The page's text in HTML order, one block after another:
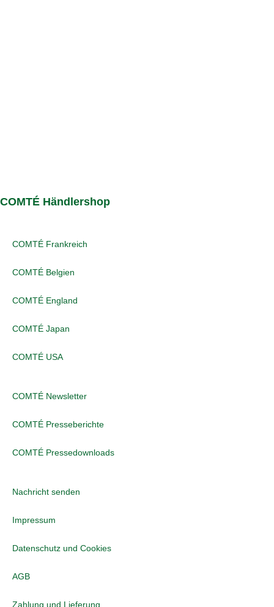
COMTÉ Händlershop
COMTÉ Frankreich
COMTÉ Belgien
COMTÉ England
COMTÉ Japan
COMTÉ USA
COMTÉ Newsletter
COMTÉ Presseberichte
COMTÉ Pressedownloads
Nachricht senden
Impressum
Datenschutz und Cookies
AGB
Zahlung und Lieferung